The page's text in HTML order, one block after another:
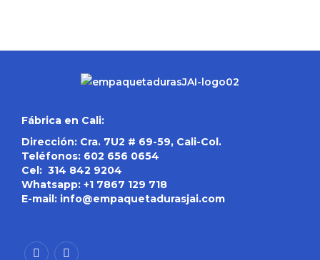
Fábrica en Cali:
Dirección: Cra. 7U2 # 69-59, Cali-Col.
Teléfonos: 602 656 0654
Cel: 314 842 9204
Whatsapp: +1 7867 129 718
E-mail: info@empaquetadurasjai.com